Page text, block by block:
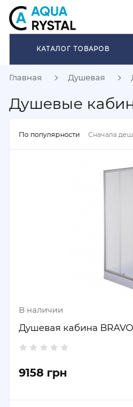
КАТАЛОГ ТОВАРОВ
Главная Душевая
Душевые
По популярности Сначала
В наличии
Душевая кабина
9158 грн